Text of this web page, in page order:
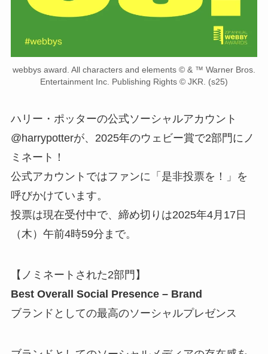
webbys award. All characters and elements © & ™ Warner Bros.
Entertainment Inc. Publishing Rights © JKR. (s25)
ハリー・ポッターの公式ソーシャルアカウント
@harrypotterが、2025年のウェビー賞で2部門にノ
ミネート！
公式アカウントではファンに「是非投票を！」を
呼びかけています。
投票は現在受付中で、締め切りは2025年4月17日
（木）午前4時59分まで。
【ノミネートされた2部門】
Best Overall Social Presence – Brand
ブランドとしての最高のソーシャルプレゼンス